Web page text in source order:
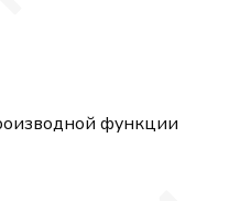
функции